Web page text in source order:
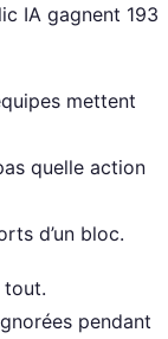
IA gagnent 193
mettent
quelle action
d’un bloc.
tout.
pendant